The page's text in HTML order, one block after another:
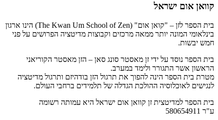
קוואן אום ישראל
בית הספר לזן – "קואן אום" (The Kwan Um School of Zen) הינו ארגון
בינלאומי המונה יותר ממאה מרכזים וקבוצות מדיטציה הפרושים על פני
חמש יבשות.
בית הספר נוסד על ידי זן מאסטר סונג סאן – הזן מאסטר הקוריאני
הראשון אשר התגורר ולימד במערב.
מטרת בית הספר הינה להפוך את תרגול הזן בודהיזם ותרגול מדיטציה
לנגישים לאוכלוסיה ההולכת הגדלה של תלמידים ברחבי העולם.
בית הספר למדיטצית זן קוואן אום ישראל היא עמותה רשומה
ע"ר 580654911